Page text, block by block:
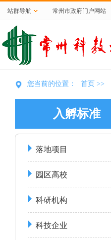
站群导航 常州市政府门户网站
您当前的位置： 首页 >>
入孵标准
落地项目
园区高校
科研机构
科技企业